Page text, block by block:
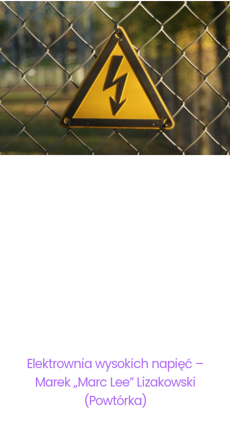
Elektrownia wysokich napięć –
Marek „Marc Lee” Lizakowski
(Powtórka)